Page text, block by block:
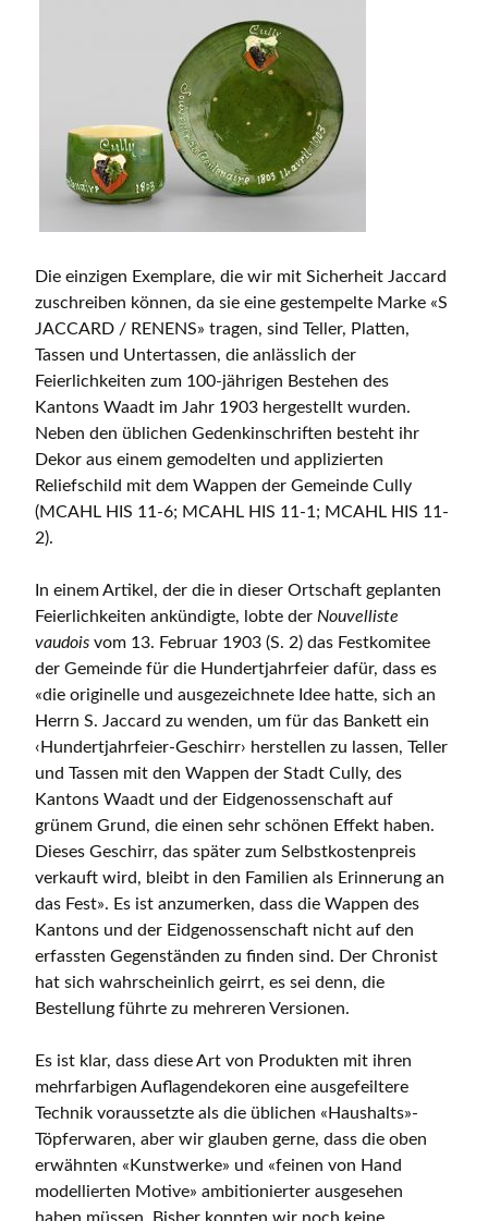
Die einzigen Exemplare, die wir mit Sicherheit Jaccard
zuschreiben können, da sie eine gestempelte Marke «S
JACCARD / RENENS» tragen, sind Teller, Platten,
Tassen und Untertassen, die anlässlich der
Feierlichkeiten zum 100-jährigen Bestehen des
Kantons Waadt im Jahr 1903 hergestellt wurden.
Neben den üblichen Gedenkinschriften besteht ihr
Dekor aus einem gemodelten und applizierten
Reliefschild mit dem Wappen der Gemeinde Cully
(MCAHL HIS 11-6; MCAHL HIS 11-1; MCAHL HIS 11-
2).
In einem Artikel, der die in dieser Ortschaft geplanten
Feierlichkeiten ankündigte, lobte der Nouvelliste
vaudois vom 13. Februar 1903 (S. 2) das Festkomitee
der Gemeinde für die Hundertjahrfeier dafür, dass es
«die originelle und ausgezeichnete Idee hatte, sich an
Herrn S. Jaccard zu wenden, um für das Bankett ein
‹Hundertjahrfeier-Geschirr› herstellen zu lassen, Teller
und Tassen mit den Wappen der Stadt Cully, des
Kantons Waadt und der Eidgenossenschaft auf
grünem Grund, die einen sehr schönen Effekt haben.
Dieses Geschirr, das später zum Selbstkostenpreis
verkauft wird, bleibt in den Familien als Erinnerung an
das Fest». Es ist anzumerken, dass die Wappen des
Kantons und der Eidgenossenschaft nicht auf den
erfassten Gegenständen zu finden sind. Der Chronist
hat sich wahrscheinlich geirrt, es sei denn, die
Bestellung führte zu mehreren Versionen.
Es ist klar, dass diese Art von Produkten mit ihren
mehrfarbigen Auflagendekoren eine ausgefeiltere
Technik voraussetzte als die üblichen «Haushalts»-
Töpferwaren, aber wir glauben gerne, dass die oben
erwähnten «Kunstwerke» und «feinen von Hand
modellierten Motive» ambitionierter ausgesehen
haben müssen. Bisher konnten wir noch keine